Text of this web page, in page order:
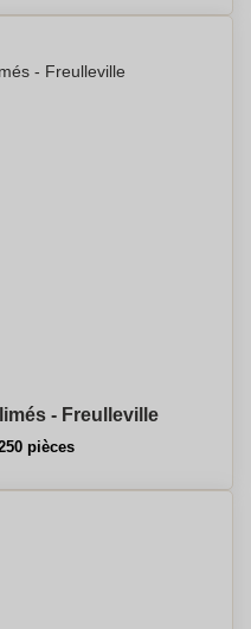
- Freulleville
pièces